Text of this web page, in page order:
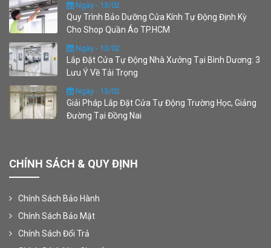
Ngày - 13/02
Quy Trình Bảo Dưỡng Cửa Kính Tự Động Định Kỳ
Cho Shop Quần Áo TP.HCM
Ngày - 13/02
Lắp Đặt Cửa Tự Động Nhà Xưởng Tại Bình Dương: 3
Lưu Ý Về Tải Trọng
Ngày - 13/02
Giải Pháp Lắp Đặt Cửa Tự Động Trường Học, Giảng
Đường Tại Đồng Nai
CHÍNH SÁCH & QUY ĐỊNH
Chính Sách Bảo Hành
Chính Sách Bảo Mật
Chính Sách Đổi Trả